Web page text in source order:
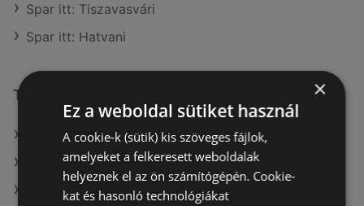
Spar itt: Tiszavasvári
Spar itt: Hatvani
További linkek
A(z) Spar ajánlatai
A(z) CBA ajánlatai
A(z) Interspar ajánlatai
×
Ez a weboldal sütiket használ
A cookie-k (sütik) kis szöveges fájlok,
amelyeket a felkeresett weboldalak
helyeznek el az ön számítógépén. Cookie-
kat és hasonló technológiákat